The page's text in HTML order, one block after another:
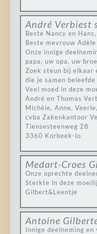
André Verbiest
Beste Nancy en
Beste mevrouw
Onze innige
papa, uw opa, uw
Zoek steun bij elkaar
die je samen
Veel moed in deze
André en Thomas
Michèle, Anne,
cvba Zakenkantoor
Tiensesteenweg 28
3360 Korbeek-lo
Medart-Croes
Onze oprechte
Sterkte in deze
Gilbert&Leentje
Antoine
Innige deelneming